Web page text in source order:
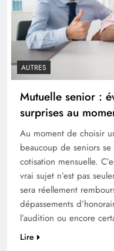
AUTRES
Mutuelle senior :
surprises au
Au moment de choisir
beaucoup de seniors
cotisation mensuelle.
vrai sujet n’est pas
sera réellement
dépassements
l’audition ou encore
Lire